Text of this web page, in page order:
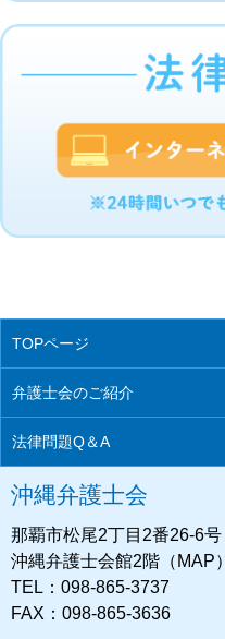
TOPページ
弁護士会のご紹介
法律問題Q＆A
沖縄弁護士会
那覇市松尾2丁目2番26-6号
沖縄弁護士会館2階（MAP）
TEL：098-865-3737
FAX：098-865-3636